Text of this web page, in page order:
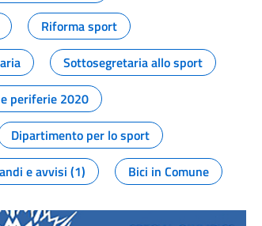
Riforma sport
Sottosegretaria allo sport
periferie 2020
Dipartimento per lo sport
e avvisi (1) Bici in Comune